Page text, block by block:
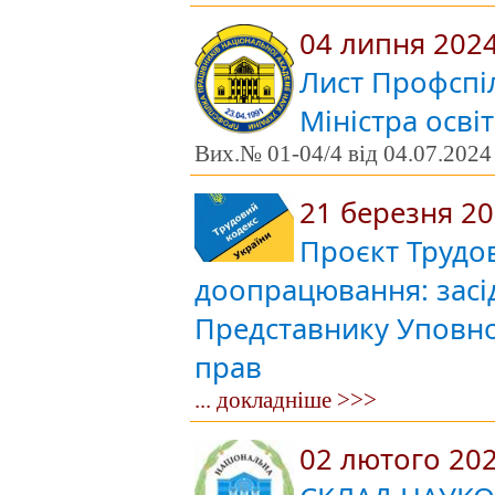
04 липня
Лист
Міністра
Вих.№ 01-04/4 від
21 березня
Проєкт
доопрацювання:
Представнику
прав
... докладніше >>>
02 лютого